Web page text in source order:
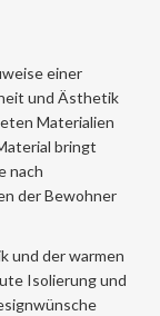
einer
und Ästhetik
Materialien
bringt
nach
der Bewohner
und der warmen
Isolierung und